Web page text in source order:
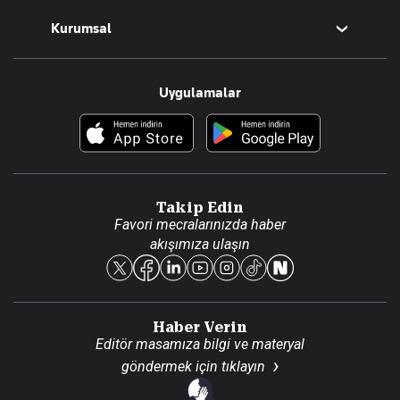
Teknoloji
Resmî Ilanlar
Foto Haber
Kurumsal
Hakkımızda
Künye
Reklam Ver
Uygulamalar
Takip Edin
Favori mecralarınızda haber
akışımıza ulaşın
Haber Verin
Editör masamıza bilgi ve materyal
göndermek için tıklayın